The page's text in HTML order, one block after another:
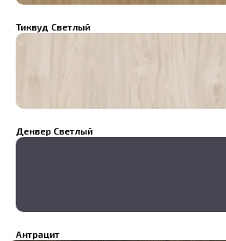
Тиквуд Светлый
Денвер Светлый
Антрацит